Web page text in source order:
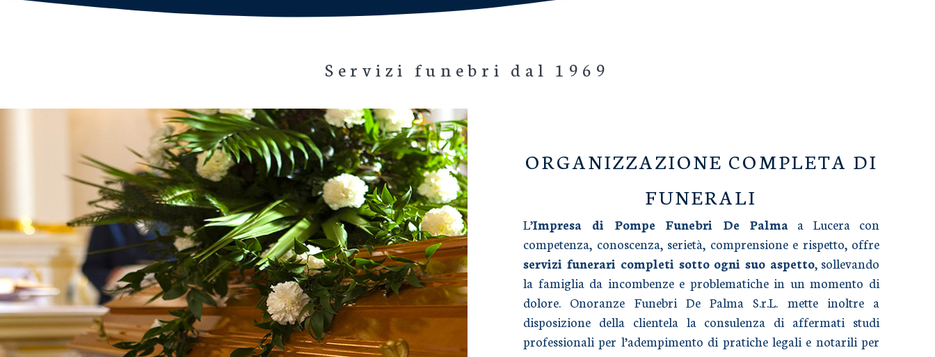
Servizi funebri dal 1969
ORGANIZZAZIONE COMPLETA DI
FUNERALI
L’Impresa di Pompe Funebri De Palmaa Lucera con
competenza, conoscenza, serietà, comprensione e rispetto, offre
servizi funerari completi sotto ogni suo aspetto, sollevando
la famiglia da incombenze e problematiche in un momento di
dolore. Onoranze Funebri De Palma S.r.L. mette inoltre a
disposizione della clientela la consulenza di affermati studi
professionali per l’adempimento di pratiche legali e notarili per